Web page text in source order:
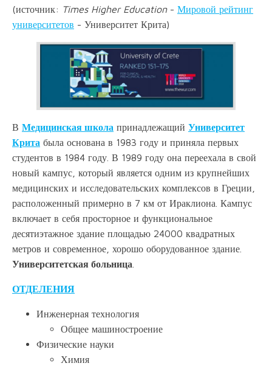
(источник: Times Higher Education- Мировой рейтинг
университетов - Университет Крита)
В Медицинская школа принадлежащий Университет
Крита была основана в 1983 году и приняла первых
студентов в 1984 году. В 1989 году она переехала в свой
новый кампус, который является одним из крупнейших
медицинских и исследовательских комплексов в Греции,
расположенный примерно в 7 км от Ираклиона. Кампус
включает в себя просторное и функциональное
десятиэтажное здание площадью 24000 квадратных
метров и современное, хорошо оборудованное здание.
Университетская больница
ОТДЕЛЕНИЯ
Инженерная технология
Общее машиностроение
Физические науки
Химия